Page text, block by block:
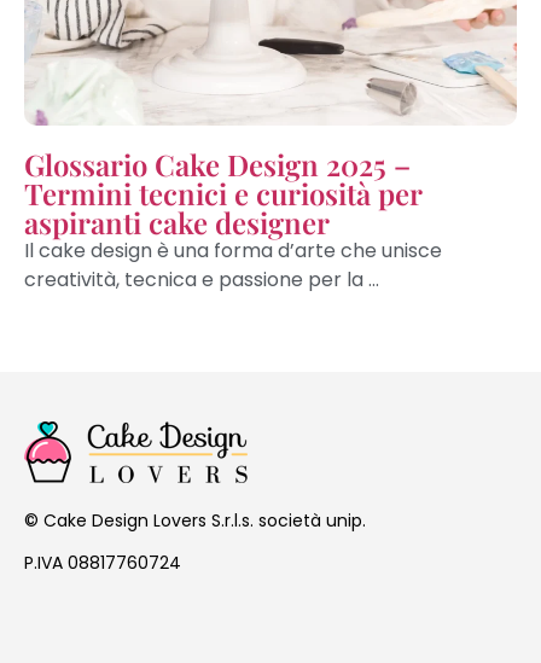
Glossario Cake Design 2025 –
Termini tecnici e curiosità per
aspiranti cake designer
Il cake design è una forma d’arte che unisce
creatività, tecnica e passione per la ...
© Cake Design Lovers S.r.l.s. società unip.
P.IVA 08817760724